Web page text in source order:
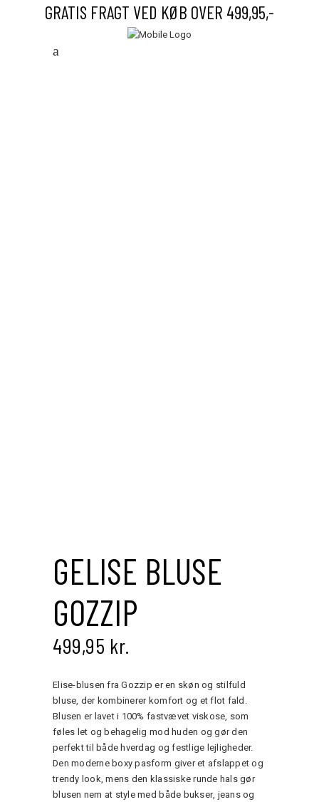
GRATIS FRAGT VED KØB OVER 499,95,-
GELISE BLUSE
GOZZIP
499,95 kr.
Elise-blusen fra Gozzip er en skøn og stilfuld
bluse, der kombinerer komfort og et flot fald.
Blusen er lavet i 100% fastvævet viskose, som
føles let og behagelig mod huden og gør den
perfekt til både hverdag og festlige lejligheder.
Den moderne boxy pasform giver et afslappet og
trendy look, mens den klassiske runde hals gør
blusen nem at style med både bukser, jeans og